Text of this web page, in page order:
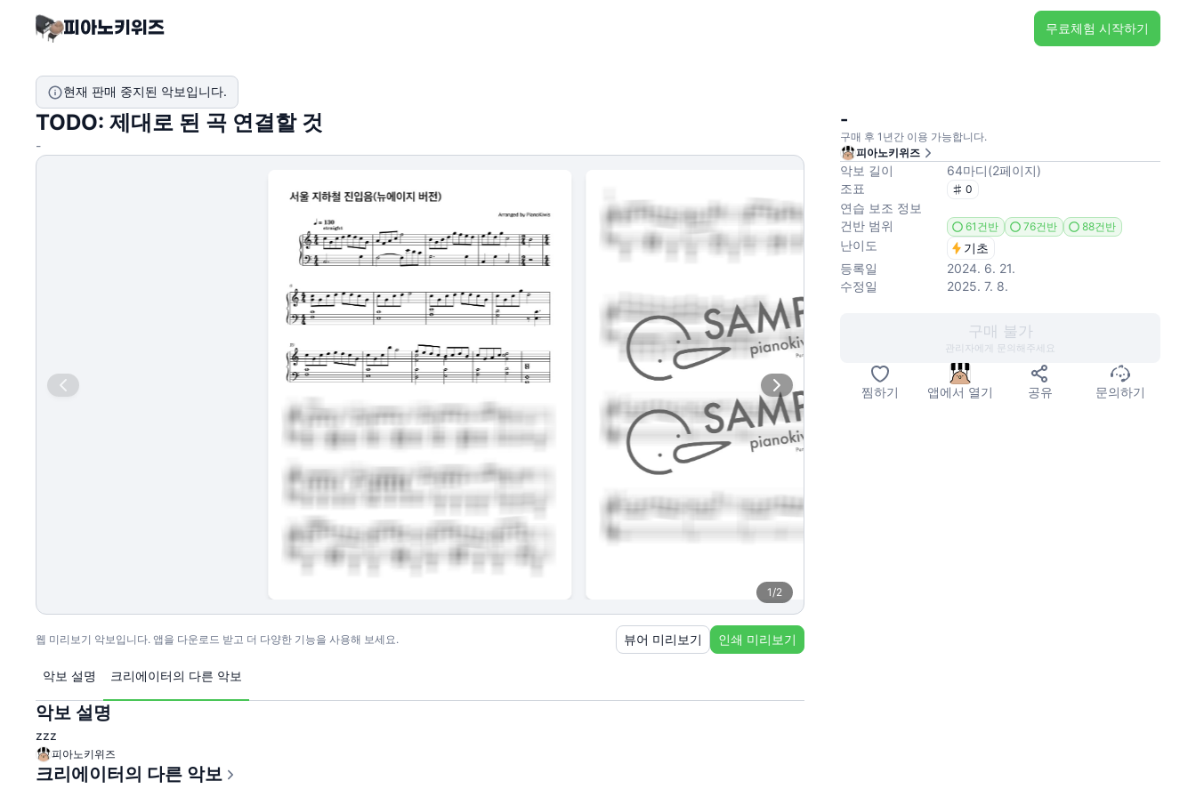
무료체험 시작하기
현재 판매 중지된 악보입니다.
TODO: 제대로 된 곡 연결할 것
-
1/2
웹 미리보기 악보입니다. 앱을 다운로드 받고 더 다양한 기능을 사용해 보세요. 뷰어 미리보기 인쇄 미리보기
악보 설명 크리에이터의 다른 악보
악보 설명
zzz
피아노키위즈
크리에이터의 다른 악보
-
구매 후 1년간 이용 가능합니다.
피아노키위즈
악보 길이 64마디(2페이지)
조표
0
연습 보조 정보
건반 범위
61건반 76건반 88건반
난이도
기초
등록일
2024. 6. 21.
수정일
2025. 7. 8.
구매 불가
관리자에게 문의해주세요
찜하기 앱에서 열기 공유 문의하기